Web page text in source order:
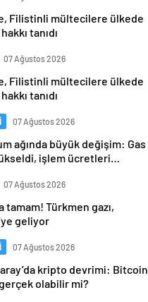
Filistinli mültecilere ülkede
tanıdı
07 Ağustos 2026
Filistinli mültecilere ülkede
tanıdı
07 Ağustos 2026
ağında büyük değişim: Gas
işlem ücretleri
07 Ağustos 2026
tamam! Türkmen gazı,
geliyor
07 Ağustos 2026
kripto devrimi: Bitcoin
olabilir mi?